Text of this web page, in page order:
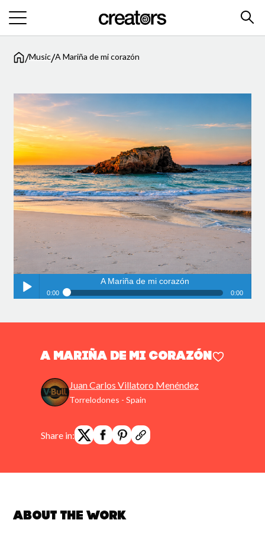
/Music/A Mariña de mi corazón
A Mariña de mi corazón
Juan Carlos Villatoro Menéndez
Torrelodones - Spain
Share in:
A Mariña de mi corazón
0:00 0:00
About the work